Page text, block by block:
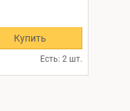
Есть: 2 шт.
Купить